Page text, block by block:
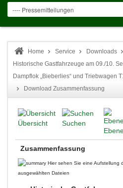
Home Service Downloads
Historische Gastfahrzeuge am 09./10.
Dampflok „Bieberlies“ und Triebwagen
Download Zusammenfassung
Übersicht
Suchen
Zusammenfassung
Hier sehen Sie eine Aufstellung
ausgewählten Dateien